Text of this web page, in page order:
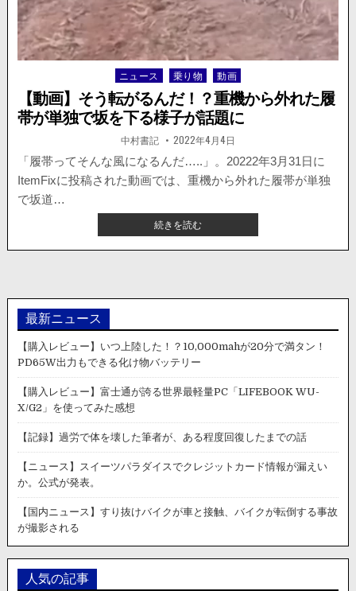
Posted
in
ニュース 乗り物 動画
【動画】そう転がるんだ！？重機から外れた履
帯が単独で坂を下る様子が話題に
著
者:
中村書記 掲
載
日：
2022年4月4日
「履帯ってそんな風になるんだ…..」。20222年3月31日に
ItemFixに投稿された動画では、重機から外れた履帯が単独
で坂道…
続きを読む【動
画】
そ
が
ん
だ！？
機
か
外
れ
た
履
が
単
坂
最新ニュース
【購入レビュー】いつ上陸した！？10,000mahが20分で満タン！
PD65W出力もできる化け物バッテリー
【購入レビュー】富士通が誇る世界最軽量PC「LIFEBOOK WU-
X/G2」を使ってみた感想
【記録】過労で体を壊した筆者が、ある程度回復したまでの話
【ニュース】スイーツパラダイスでクレジットカード情報が漏えい
か。公式が発表。
【国内ニュース】すり抜けバイクが車と接触、バイクが転倒する事故
が撮影される
人気の記事